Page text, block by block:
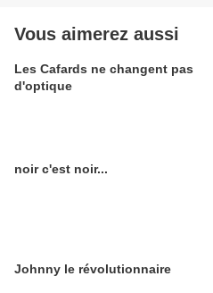
Vous aimerez aussi
Les Cafards ne changent pas
d'optique
noir c'est noir...
Johnny le révolutionnaire